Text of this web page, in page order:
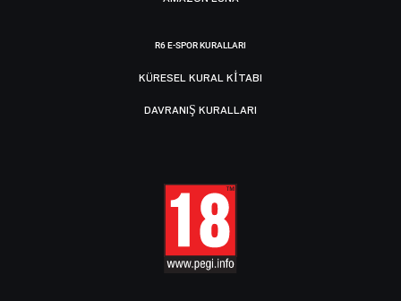
R6 E-SPOR KURALLARI
KÜRESEL KURAL KITABI
DAVRANIŞ KURALLARI